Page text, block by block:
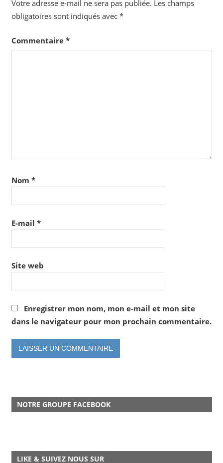
Votre adresse e-mail ne sera pas publiée. Les champs
obligatoires sont indiqués avec *
Commentaire *
Nom *
E-mail *
Site web
Enregistrer mon nom, mon e-mail et mon site
dans le navigateur pour mon prochain commentaire.
NOTRE GROUPE FACEBOOK
LIKE & SUIVEZ NOUS SUR